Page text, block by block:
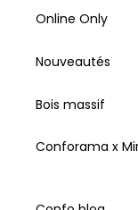
Online Only
Nouveautés
Bois massif
Conforama x